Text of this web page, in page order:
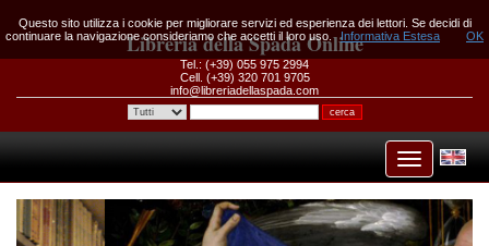
Libreria della Spada Online
Tel.: (+39) 055 975 2994
Cell. (+39) 320 701 9705
info@libreriadellaspada.com
Questo sito utilizza i cookie per migliorare servizi ed esperienza dei lettori. Se decidi di
continuare la navigazione consideriamo che accetti il loro uso.
Informativa Estesa OK